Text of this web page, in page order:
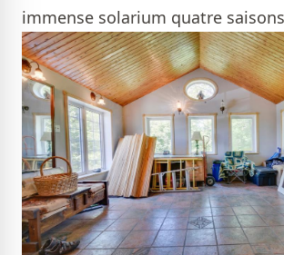
immense solarium quatre